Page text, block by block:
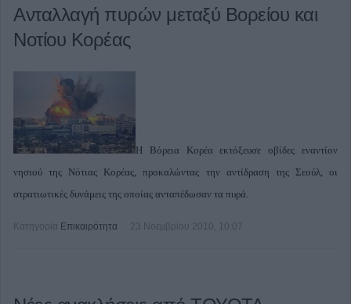
Ανταλλαγή πυρών μεταξύ Βορείου και
Νοτίου Κορέας
Η Βόρεια Κορέα εκτόξευσε οβίδες εναντίον
νησιού της Νότιας Κορέας, προκαλώντας την αντίδραση της Σεούλ, οι
στρατιωτικές δυνάμεις της οποίας ανταπέδωσαν τα πυρά.
Κατηγορία Επικαιρότητα 23 Νοεμβρίου 2010, 10:07